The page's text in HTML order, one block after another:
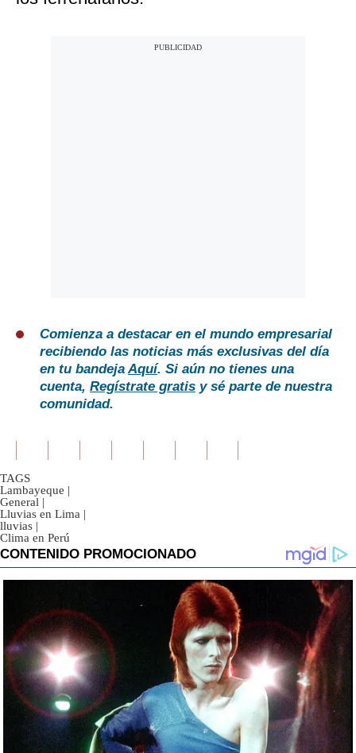
Comienza a destacar en el mundo empresarial
recibiendo las noticias más exclusivas del día
en tu bandejaAquí. Si aún no tienes una
cuenta, Regístrate gratis y sé parte de nuestra
comunidad.
TAGS
Lambayeque |
General |
Lluvias en Lima |
lluvias |
Clima en Perú